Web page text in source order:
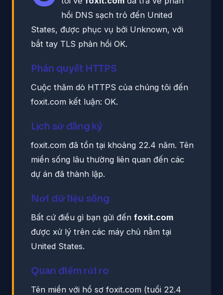
hồi DNS sạch trỏ đến United
States, được phục vụ bởi Unknown, với
bắt tay TLS phản hồi OK.
Phán quyết HTTPS
Cuộc thăm dò HTTPS của chúng tôi đến
foxit.com kết luận: OK.
Lịch sử đăng ký
foxit.com đã tồn tại khoảng 22.4 năm. Tên
miền sống lâu thường liên quan đến các
dự án đã thành lập.
Nơi dữ liệu sống
Bất cứ điều gì bạn gửi đến foxit.com
được xử lý trên các máy chủ nằm tại
United States.
Quan điểm rủi ro
Tên miền với hồ sơ foxit.com (tuổi 22.4